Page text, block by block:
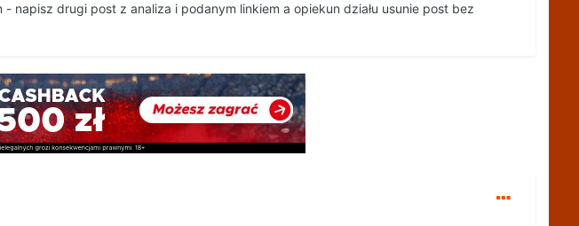
napisz drugi post z analiza i podanym linkiem a opiekun działu usunie post bez